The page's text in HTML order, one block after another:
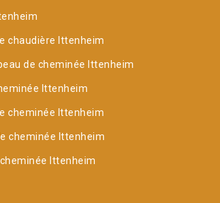
chaudière Ittenheim
de cheminée Ittenheim
Ittenheim
cheminée Ittenheim
cheminée Ittenheim
Ittenheim